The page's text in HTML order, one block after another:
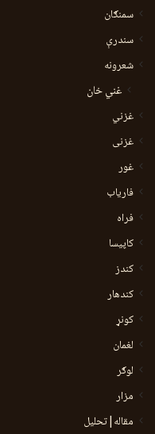
سمنګان
سندرې
شعرونه
غني خان
غزني
غزنی
غور
فاریاب
فراه
کاپیسا
کندز
کندهار
کونړ
لغمان
لوګر
مزار
مقاله|تحلیل